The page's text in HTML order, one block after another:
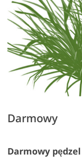
Darmowy